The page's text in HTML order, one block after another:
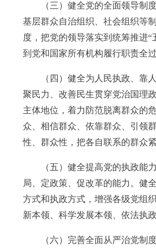
（三）健全党的全面领导
基层群众自治组织、社会组织等
度，把党的领导落实到统筹推进
到党和国家所有机构履行职责全
（四）健全为人民执政、
聚民力、改善民生贯穿党治国理
主体地位，着力防范脱离群众的
众、相信群众、依靠群众、引领
性、群众性，把各自联系的群众
（五）健全提高党的执政
局、定政策、促改革的能力。健
方式和执政方式，增强各级党组
新本领、科学发展本领、依法执
（六）完善全面从严治党